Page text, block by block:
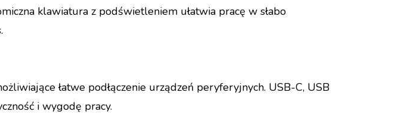
klawiatura z podświetleniem ułatwia pracę w słabo
łatwe podłączenie urządzeń peryferyjnych. USB-C, USB
i wygodę pracy.